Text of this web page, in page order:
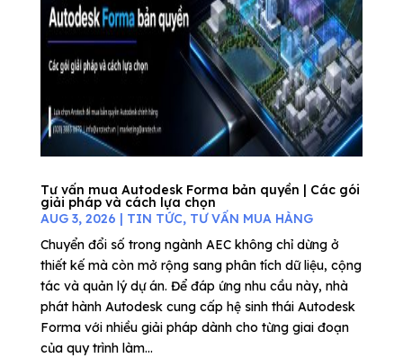
Tư vấn mua Autodesk Forma bản quyền | Các gói
giải pháp và cách lựa chọn
AUG 3, 2026 | TIN TỨC, TƯ VẤN MUA HÀNG
Chuyển đổi số trong ngành AEC không chỉ dừng ở
thiết kế mà còn mở rộng sang phân tích dữ liệu, cộng
tác và quản lý dự án. Để đáp ứng nhu cầu này, nhà
phát hành Autodesk cung cấp hệ sinh thái Autodesk
Forma với nhiều giải pháp dành cho từng giai đoạn
của quy trình làm...